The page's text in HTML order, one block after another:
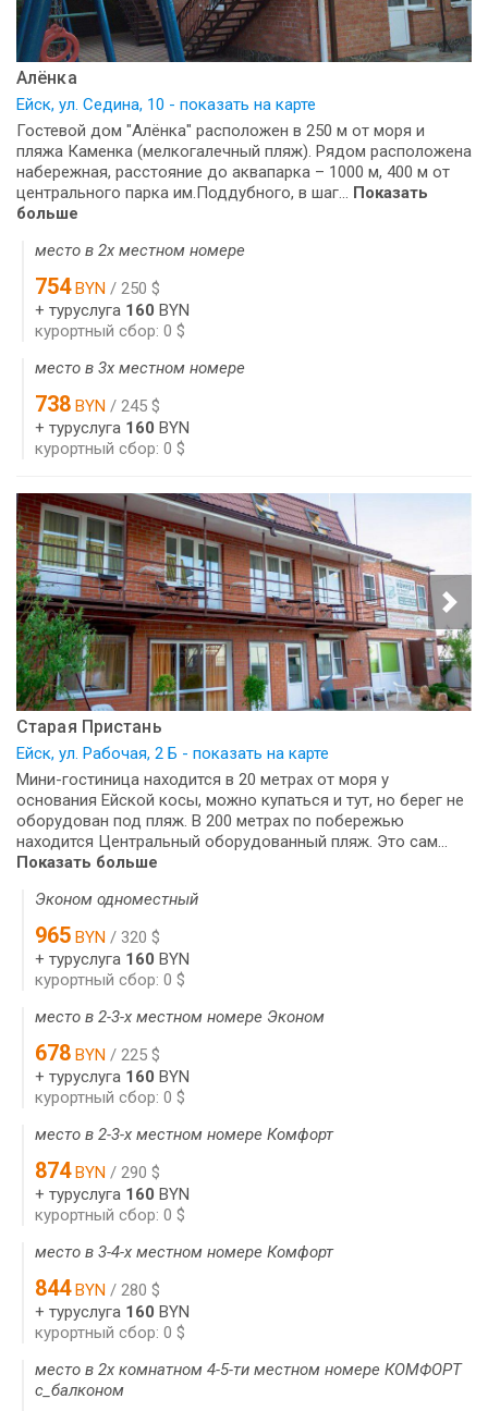
Алёнка
Ейск, ул. Седина, 10 - показать на карте
Гостевой дом "Алёнка" расположен в 250 м от моря и
пляжа Каменка (мелкогалечный пляж). Рядом расположена
набережная, расстояние до аквапарка – 1000 м, 400 м от
центрального парка им.Поддубного, в шаг... Показать
больше
место в 2х местном номере
754BYN / 250 $
+ туруслуга 160 BYN
курортный сбор: 0 $
место в 3х местном номере
738 BYN / 245 $
+ туруслуга 160 BYN
курортный сбор: 0 $
Старая Пристань
Ейск, ул. Рабочая, 2 Б - показать на карте
Мини-гостиница находится в 20 метрах от моря у
основания Ейской косы, можно купаться и тут, но берег не
оборудован под пляж. В 200 метрах по побережью
находится Центральный оборудованный пляж. Это сам...
Показать больше
Эконом одноместный
965 BYN / 320 $
+ туруслуга 160 BYN
курортный сбор: 0 $
место в 2-3-х местном номере Эконом
678 BYN / 225 $
+ туруслуга 160 BYN
курортный сбор: 0 $
место в 2-3-х местном номере Комфорт
874BYN / 290 $
+ туруслуга 160 BYN
курортный сбор: 0 $
место в 3-4-х местном номере Комфорт
844BYN / 280 $
+ туруслуга 160 BYN
курортный сбор: 0 $
место в 2х комнатном 4-5-ти местном номере КОМФОРТ
с_балконом